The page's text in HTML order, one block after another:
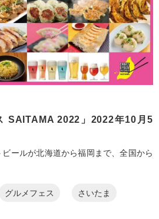
SAITAMA 2022」​2022年10月5
ールが北海道から福岡まで、全国から
グルメフェス さいたま